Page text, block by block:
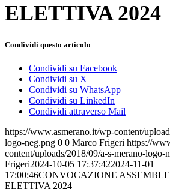
ELETTIVA 2024
Condividi questo articolo
Condividi su Facebook
Condividi su X
Condividi su WhatsApp
Condividi su LinkedIn
Condividi attraverso Mail
https://www.asmerano.it/wp-content/
logo-neg.png 0 0 Marco Frigeri https://
content/uploads/2018/09/a-s-merano-logo-
Frigeri2024-10-05 17:37:422024-11-01
17:00:46CONVOCAZIONE
ELETTIVA 2024